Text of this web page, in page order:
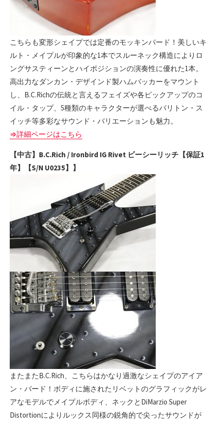
こちらも変形シェイプでは定番のモッキンバード！美しいキ
ルト・メイプルが印象的な1本でスルーネック構造によりロ
ングサスティーンとハイポジションの演奏性に優れた1本。
高出力なダンカン・デザインド製ハムバッカーをマウント
し、B.C.Richの伝統と言えるフェイズや各ピックアップのコ
イル・タップ、5種類のキャラクターが選べるバリトン・ス
イッチ等多彩なサウンド・バリエーションも魅力。
⇒詳細ページはこちら
【中古】B.C.Rich / Ironbird IG Rivet ビーシーリッチ【保証1
年】【S/N U0235】】
またまたB.C.Rich、こちらはかなり過激なシェイプのアイア
ン・バード！ボディに施されたリベットのグラフィックがレ
アなモデルでメイプルボディ、ネックとDiMarzio Super
Distortionによりルックス同様の鋭角的で尖ったサウンドが